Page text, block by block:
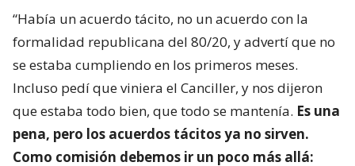
“Había un acuerdo tácito, no un acuerdo con la
formalidad republicana del 80/20, y advertí que no
se estaba cumpliendo en los primeros meses.
Incluso pedí que viniera el Canciller, y nos dijeron
que estaba todo bien, que todo se mantenía. Es una
pena, pero los acuerdos tácitos ya no sirven.
Como comisión debemos ir un poco más allá: